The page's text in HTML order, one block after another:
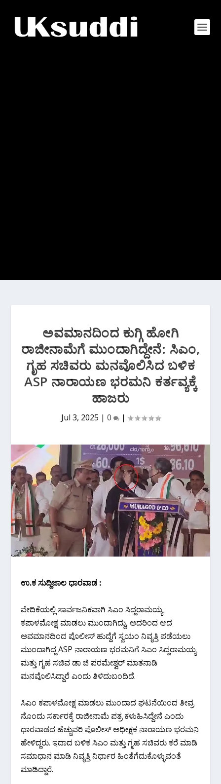
ಅವಮಾನದಿಂದ ಕುಗ್ಗಿ ಹೋಗಿ
ರಾಜೀನಾಮೆಗೆ ಮುಂದಾಗಿದ್ದೇನೆ: ಸಿಎಂ,
ಗೃಹ ಸಚಿವರು ಮನವೊಲಿಸಿದ ಬಳಿಕ
ASP ನಾರಾಯಣ ಭರಮನಿ ಕರ್ತವ್ಯಕ್ಕೆ
ಹಾಜರು
Jul 3, 2025 | 0 |
ಉ.ಕ ಸುದ್ದಿಜಾಲ ಧಾರವಾಡ :
ವೇದಿಕೆಯಲ್ಲಿ ಸಾರ್ವಜನಿಕವಾಗಿ ಸಿಎಂ ಸಿದ್ದರಾಮಯ್ಯ
ಕಪಾಳಮೋಕ್ಷ ಮಾಡಲು ಮುಂದಾಗಿದ್ದು, ಅದರಿಂದ ಆದ
ಅವಮಾನದಿಂದ ಪೊಲೀಸ್ ಹುದ್ದೆಗೆ ಸ್ವಯಂ ನಿವೃತ್ತಿ ಪಡೆಯಲು
ಮುಂದಾಗಿದ್ದ ASP ನಾರಾಯಣ ಭರಮನಿಗೆ ಸಿಎಂ ಸಿದ್ದರಾಮಯ್ಯ
ಮತ್ತು ಗೃಹ ಸಚಿವ ಡಾ ಜಿ ಪರಮೇಶ್ವರ್ ಮಾತನಾಡಿ
ಮನವೊಲಿಸಿದ್ದಾರೆ ಎಂದು ತಿಳಿದುಬಂದಿದೆ.
ಸಿಎಂ ಕಪಾಳಮೋಕ್ಷ ಮಾಡಲು ಮುಂದಾದ ಘಟನೆಯಿಂದ ತೀವ್ರ
ನೊಂದು ಸರ್ಕಾರಕ್ಕೆ ರಾಜೀನಾಮೆ ಪತ್ರ ಕಳುಹಿಸಿದ್ದೇನೆ ಎಂದು
ಧಾರವಾಡದ ಹೆಚ್ಚುವರಿ ಪೊಲೀಸ್ ಅಧೀಕ್ಷಕ ನಾರಾಯಣ ಭರಮನಿ
ಹೇಳಿದ್ದರು. ಇದಾದ ಬಳಿಕ ಸಿಎಂ ಮತ್ತು ಗೃಹ ಸಚಿವರು ಕರೆ ಮಾಡಿ
ಸಮಾಧಾನ ಮಾಡಿ ನಿವೃತ್ತಿ ನಿರ್ಧಾರ ಹಿಂತೆಗೆದುಕೊಳ್ಳುವಂತೆ
ಮಾಡಿದ್ದಾರೆ.